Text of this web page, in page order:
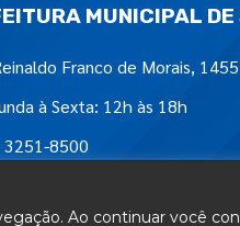
Ao continuar você
MUNICIPAL
Franco de Morais,
à Sexta: 12h às 18h
8500